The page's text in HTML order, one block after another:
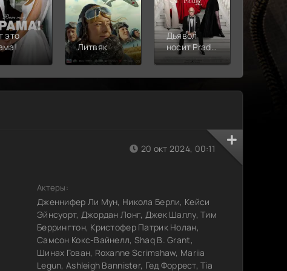
это
Литвяк
Дьявол
носит Prada
2
20 окт 2024, 00:11
Актеры:
Дженнифер Ли Мун, Никола Берли, Кейси
Эйнсуорт, Джордан Лонг, Джек Шаллу, Тим
Беррингтон, Кристофер Патрик Нолан,
Самсон Кокс-Вайнелл, Shaq B. Grant,
Шинах Гован, Roxanne Scrimshaw, Mariia
Legun, Ashleigh Bannister, Гед Форрест, Tia